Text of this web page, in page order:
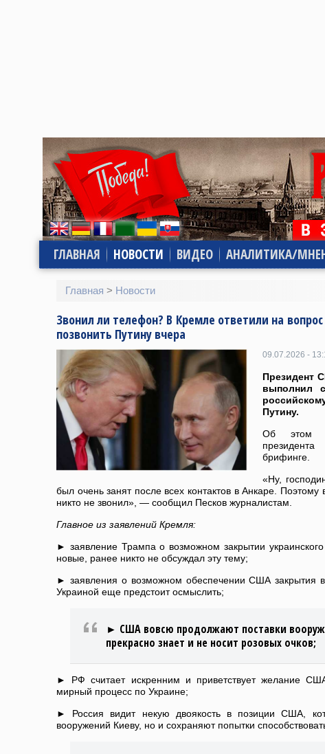
ГЛАВНАЯ НОВОСТИ ВИДЕО АНАЛИТИКА/
Главная > Новости
Звонил ли телефон? В Кремле ответили на
позвонить Путину вчера
09.07.2026 -
Президент
выполнил
Путину.
Об этом
брифинге.
«Ну,
был очень занят после всех контактов в Анкаре.
никто не звонил», — сообщил Песков журналистам.
Главное из заявлений Кремля:
► заявление Трампа о возможном закрытии
новые, ранее никто не обсуждал эту тему;
► заявления о возможном обеспечении США закрытия
Украиной еще предстоит осмыслить;
► США вовсю продолжают поставки
прекрасно знает и не носит розовых очков;
► РФ считает искренним и приветствует желание
мирный процесс по Украине;
► Россия видит некую двоякость в позиции США,
вооружений Киеву, но и сохраняют попытки